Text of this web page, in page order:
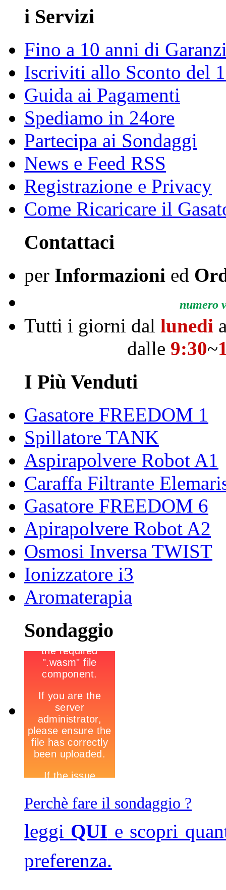
i Servizi
Fino a 10 anni di
Iscriviti allo Sconto del
Guida ai Pagamenti
Spediamo in 24ore
Partecipa ai Sondaggi
News e Feed RSS
Registrazione e Privacy
Come Ricaricare il
Contattaci
per Informazioni ed
numero
Tutti i giorni dal lunedi
dalle 9:30~
I Più Venduti
Gasatore FREEDOM 1
Spillatore TANK
Aspirapolvere Robot A1
Caraffa Filtrante
Gasatore FREEDOM 6
Apirapolvere Robot A2
Osmosi Inversa TWIST
Ionizzatore i3
Aromaterapia
Sondaggio
Perchè fare il sondaggio ?
leggi QUI e scopri
preferenza.